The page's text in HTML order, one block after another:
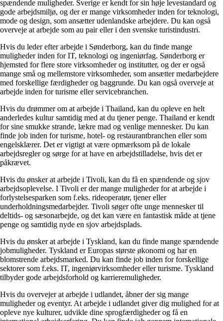
spændende muligheder. Sverige er kendt for sin høje levestandard og
gode arbejdsmiljø, og der er mange virksomheder inden for teknologi,
mode og design, som ansætter udenlandske arbejdere. Du kan også
overveje at arbejde som au pair eller i den svenske turistindustri.
Hvis du leder efter arbejde i Sønderborg, kan du finde mange
muligheder inden for IT, teknologi og ingeniørfag. Sønderborg er
hjemsted for flere store virksomheder og institutter, og der er også
mange små og mellemstore virksomheder, som ansætter medarbejdere
med forskellige færdigheder og baggrunde. Du kan også overveje at
arbejde inden for turisme eller servicebranchen.
Hvis du drømmer om at arbejde i Thailand, kan du opleve en helt
anderledes kultur samtidig med at du tjener penge. Thailand er kendt
for sine smukke strande, lækre mad og venlige mennesker. Du kan
finde job inden for turisme, hotel- og restaurantbranchen eller som
engelsklærer. Det er vigtigt at være opmærksom på de lokale
arbejdsregler og sørge for at have en arbejdstilladelse, hvis det er
påkrævet.
Hvis du ønsker at arbejde i Tivoli, kan du få en spændende og sjov
arbejdsoplevelse. I Tivoli er der mange muligheder for at arbejde i
forlystelsesparken som f.eks. rideoperatør, tjener eller
underholdningsmedarbejder. Tivoli søger ofte unge mennesker til
deltids- og sæsonarbejde, og det kan være en fantastisk måde at tjene
penge og samtidig nyde en sjov arbejdsplads.
Hvis du ønsker at arbejde i Tyskland, kan du finde mange spændende
jobmuligheder. Tyskland er Europas største økonomi og har en
blomstrende arbejdsmarked. Du kan finde job inden for forskellige
sektorer som f.eks. IT, ingeniørvirksomheder eller turisme. Tyskland
tilbyder gode arbejdsforhold og karrieremuligheder.
Hvis du overvejer at arbejde i udlandet, åbner der sig mange
muligheder og eventyr. At arbejde i udlandet giver dig mulighed for at
opleve nye kulturer, udvikle dine sprogfærdigheder og få en